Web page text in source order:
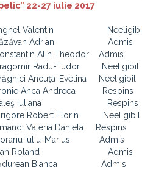
22-27 iulie 2017
Valentin Neeligibil
Adrian Admis
Alin Theodor Admis
Radu-Tudor Neeligibil
Ancuţa-Evelina Neeligibil
Anca Andreea Respins
Iuliana Respins
Robert Florin Neeligibil
Valeria Daniela Respins
Iuliu-Marius Admis
Olah Roland Admis
Bianca Admis